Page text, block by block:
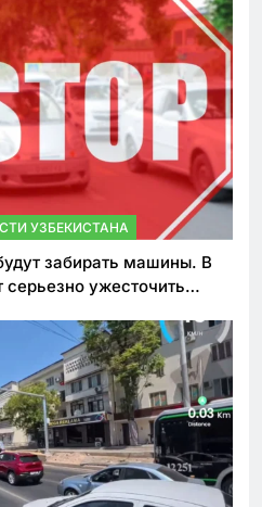
УЗБЕКИСТАНА
забирать машины. В
серьезно ужесточить